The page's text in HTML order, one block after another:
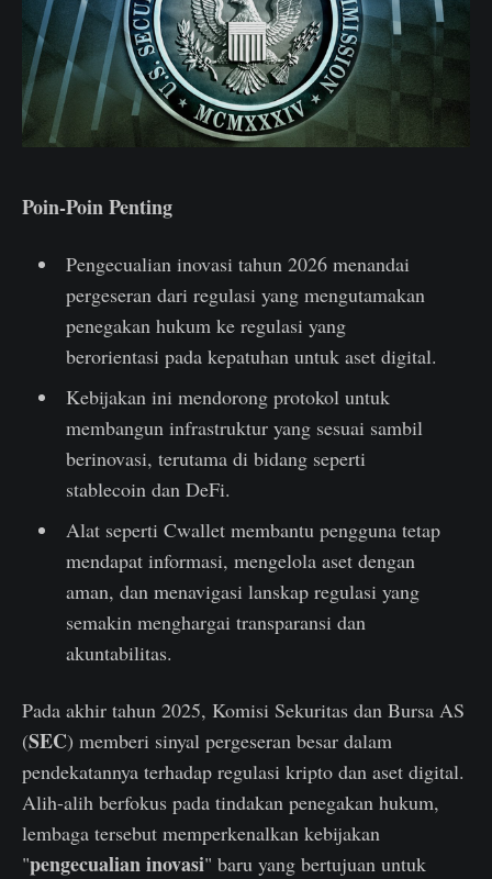
Poin-Poin Penting
Pengecualian inovasi tahun 2026 menandai
pergeseran dari regulasi yang mengutamakan
penegakan hukum ke regulasi yang
berorientasi pada kepatuhan untuk aset digital.
Kebijakan ini mendorong protokol untuk
membangun infrastruktur yang sesuai sambil
berinovasi, terutama di bidang seperti
stablecoin dan DeFi.
Alat seperti Cwallet membantu pengguna tetap
mendapat informasi, mengelola aset dengan
aman, dan menavigasi lanskap regulasi yang
semakin menghargai transparansi dan
akuntabilitas.
Pada akhir tahun 2025, Komisi Sekuritas dan Bursa AS
(SEC) memberi sinyal pergeseran besar dalam
pendekatannya terhadap regulasi kripto dan aset digital.
Alih-alih berfokus pada tindakan penegakan hukum,
lembaga tersebut memperkenalkan kebijakan
"pengecualian inovasi" baru yang bertujuan untuk